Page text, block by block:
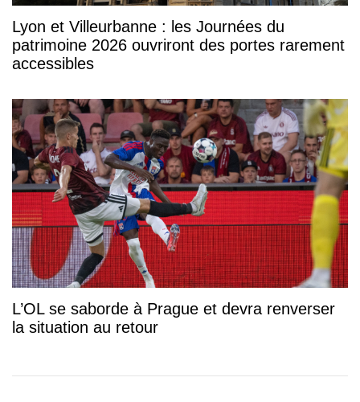
Lyon et Villeurbanne : les Journées du
patrimoine 2026 ouvriront des portes rarement
accessibles
L’OL se saborde à Prague et devra renverser
la situation au retour